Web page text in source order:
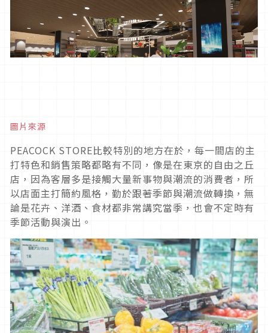
圖片來源
PEACOCK STORE比較特別的地方在於，每一間店的主
打特色和銷售策略都略有不同，像是在東京的自由之丘
店，因為客層多是接觸大量新事物與潮流的消費者，所
以店面主打簡約風格，勤於跟著季節與潮流做轉換，無
論是花卉、洋酒、食材都非常講究當季，也會不定時有
季節活動與演出。